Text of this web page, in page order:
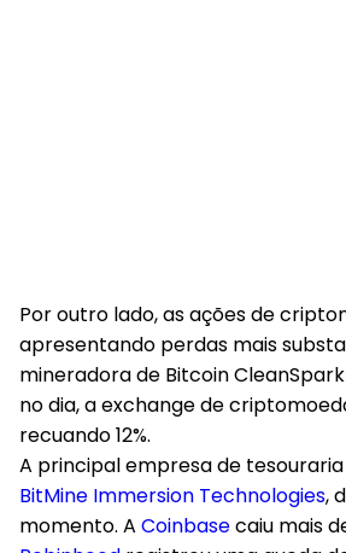
Por outro lado, as ações de
apresentando perdas mais
mineradora de Bitcoin CleanSpark
no dia, a exchange de
recuando 12%.
A principal empresa de
BitMine Immersion Technologies,
momento. A Coinbasecaiu mais